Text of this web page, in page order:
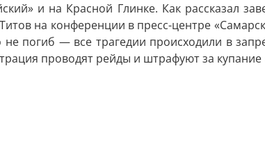
и на Красной Глинке. Как рассказал
на конференции в пресс-центре
погиб — все трагедии происходили в
проводят рейды и штрафуют за